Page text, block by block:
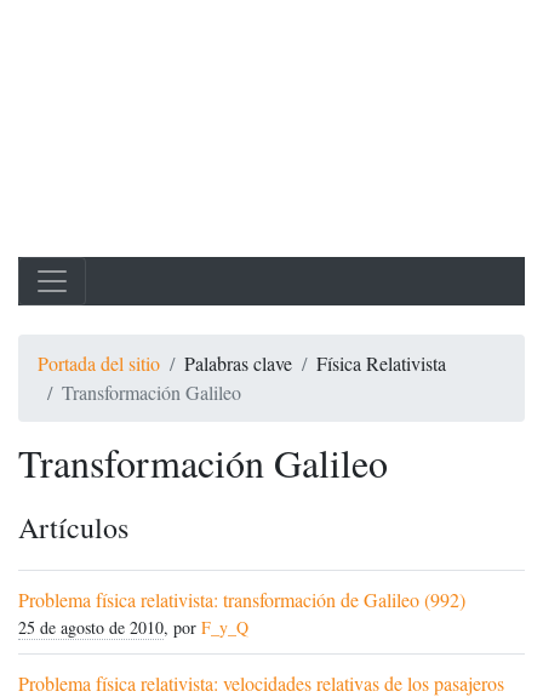
Portada del sitio Palabras clave
Física Relativista
Transformación Galileo
Transformación Galileo
Artículos
Problema física relativista: transformación de Galileo (992)
25 de agosto de 2010, por F_y_Q
Problema física relativista: velocidades relativas de los pasajeros